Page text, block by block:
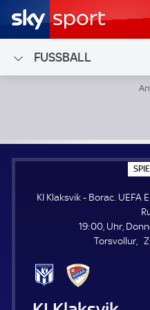
FUSSBALL
KI Klaksvik - Borac. UEFA
19:00, Uhr,
Torsvollur